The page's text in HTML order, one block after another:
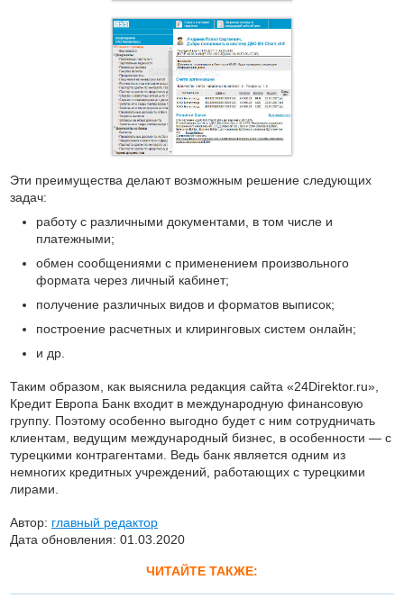
Эти преимущества делают возможным решение следующих
задач:
работу с различными документами, в том числе и
платежными;
обмен сообщениями с применением произвольного
формата через личный кабинет;
получение различных видов и форматов выписок;
построение расчетных и клиринговых систем онлайн;
и др.
Таким образом, как выяснила редакция сайта «24Direktor.ru»,
Кредит Европа Банк входит в международную финансовую
группу. Поэтому особенно выгодно будет с ним сотрудничать
клиентам, ведущим международный бизнес, в особенности — с
турецкими контрагентами. Ведь банк является одним из
немногих кредитных учреждений, работающих с турецкими
лирами.
Автор: главный редактор
Дата обновления: 01.03.2020
ЧИТАЙТЕ ТАКЖЕ: